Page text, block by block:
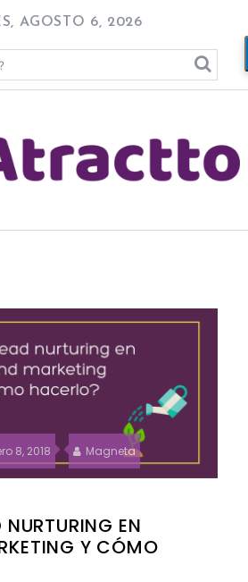
AGOSTO 6, 2026
8, 2018 Magneta
NURTURING EN
Y CÓMO